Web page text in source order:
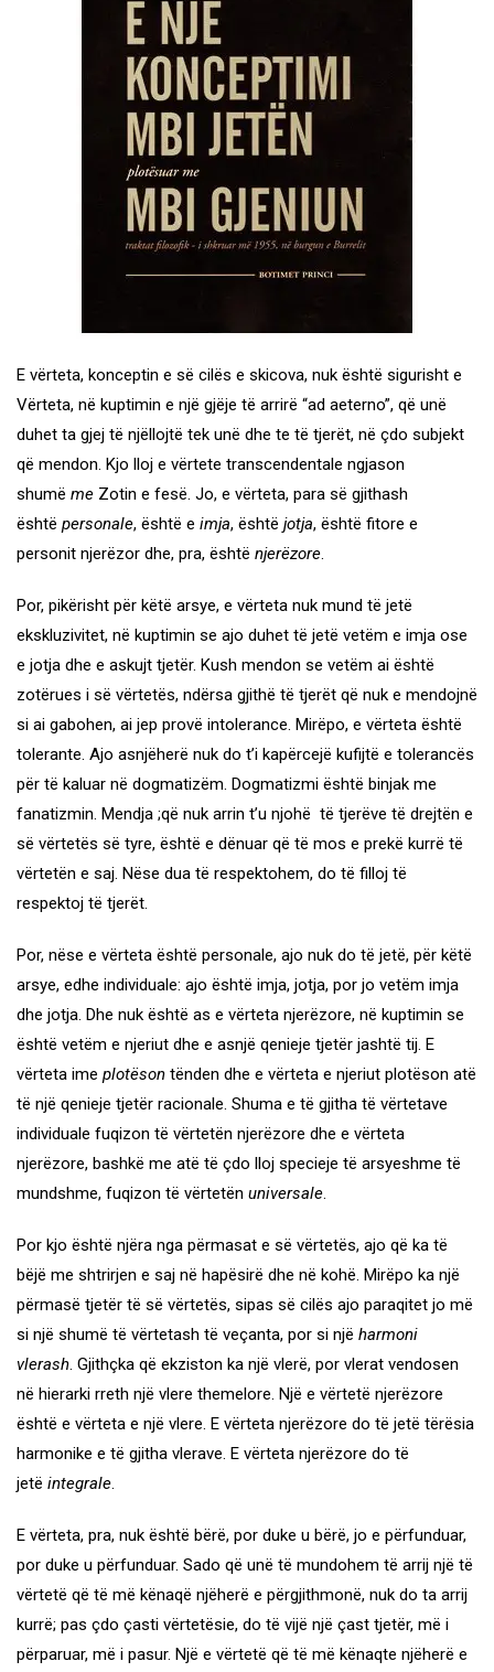
E vërteta, konceptin e së cilës e skicova, nuk është sigurisht e
Vërteta, në kuptimin e një gjëje të arrirë “ad aeterno”, që unë
duhet ta gjej të njëllojtë tek unë dhe te të tjerët, në çdo subjekt
që mendon. Kjo lloj e vërtete transcendentale ngjason
shumë me Zotin e fesë. Jo, e vërteta, para së gjithash
është personale, është e imja, është jotja, është fitore e
personit njerëzor dhe, pra, është njerëzore.
Por, pikërisht për këtë arsye, e vërteta nuk mund të jetë
ekskluzivitet, në kuptimin se ajo duhet të jetë vetëm e imja ose
e jotja dhe e askujt tjetër. Kush mendon se vetëm ai është
zotërues i së vërtetës, ndërsa gjithë të tjerët që nuk e mendojnë
si ai gabohen, ai jep provë intolerance. Mirëpo, e vërteta është
tolerante. Ajo asnjëherë nuk do t’i kapërcejë kufijtë e tolerancës
për të kaluar në dogmatizëm. Dogmatizmi është binjak me
fanatizmin. Mendja ;që nuk arrin t’u njohë të tjerëve të drejtën e
së vërtetës së tyre, është e dënuar që të mos e prekë kurrë të
vërtetën e saj. Nëse dua të respektohem, do të filloj të
respektoj të tjerët.
Por, nëse e vërteta është personale, ajo nuk do të jetë, për këtë
arsye, edhe individuale: ajo është imja, jotja, por jo vetëm imja
dhe jotja. Dhe nuk është as e vërteta njerëzore, në kuptimin se
është vetëm e njeriut dhe e asnjë qenieje tjetër jashtë tij. E
vërteta ime plotëson tënden dhe e vërteta e njeriut plotëson atë
të një qenieje tjetër racionale. Shuma e të gjitha të vërtetave
individuale fuqizon të vërtetën njerëzore dhe e vërteta
njerëzore, bashkë me atë të çdo lloj specieje të arsyeshme të
mundshme, fuqizon të vërtetën universale.
Por kjo është njëra nga përmasat e së vërtetës, ajo që ka të
bëjë me shtrirjen e saj në hapësirë dhe në kohë. Mirëpo ka një
përmasë tjetër të së vërtetës, sipas së cilës ajo paraqitet jo më
si një shumë të vërtetash të veçanta, por si një harmoni
vlerash. Gjithçka që ekziston ka një vlerë, por vlerat vendosen
në hierarki rreth një vlere themelore. Një e vërtetë njerëzore
është e vërteta e një vlere. E vërteta njerëzore do të jetë tërësia
harmonike e të gjitha vlerave. E vërteta njerëzore do të
jetë integrale.
E vërteta, pra, nuk është bërë, por duke u bërë, jo e përfunduar,
por duke u përfunduar. Sado që unë të mundohem të arrij një të
vërtetë që të më kënaqë njëherë e përgjithmonë, nuk do ta arrij
kurrë; pas çdo çasti vërtetësie, do të vijë një çast tjetër, më i
përparuar, më i pasur. Një e vërtetë që të më kënaqte njëherë e